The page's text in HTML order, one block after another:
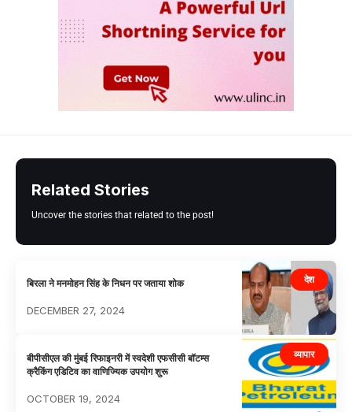
Related Stories
Uncover the stories that related to the post!
देश
बिरला ने मनमोहन सिंह के निधन पर जताया शोक
DECEMBER 27, 2024
व्यापार
बीपीसीएल की मुंबई रिफाइनरी में स्वदेशी एफसीसी बॉटम्स
क्रैकिंग एडिटिव का वाणिज्यिक उपयोग शुरू
OCTOBER 19, 2024